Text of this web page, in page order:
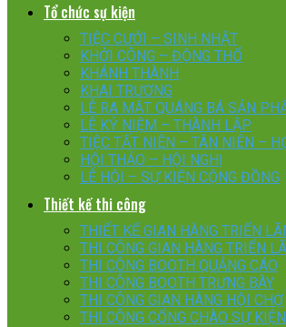
Tổ chức sự kiện
TIỆC CƯỚI – SINH NHẬT
KHỞI CÔNG – ĐỘNG THỔ
KHÁNH THÀNH
KHAI TRƯƠNG
LỄ RA MẮT QUÁNG BÁ SẢN
LỄ KỶ NIỆM – THÀNH LẬP
TIỆC TẤT NIÊN – TÂN NIÊN –
HỘI THẢO – HỘI NGHỊ
LỄ HỘI – SỰ KIỆN CỘNG ĐỒNG
Thiết kế thi công
THIẾT KẾ GIAN HÀNG TRIỂN
THI CÔNG GIAN HÀNG TRIỂN
THI CÔNG BOOTH QUẢNG CÁO
THI CÔNG BOOTH TRƯNG BÀY
THI CÔNG GIAN HÀNG HỘI CHỢ
THI CÔNG CỔNG CHÀO SỰ KIỆN